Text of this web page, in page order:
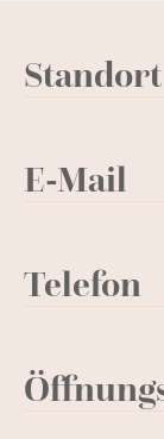
Standort
E-Mail
Telefon